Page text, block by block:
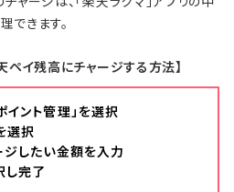
できます。
ペイ残高にチャージする方法】
ント管理」を選択
選択
ジしたい金額を入力
し完了